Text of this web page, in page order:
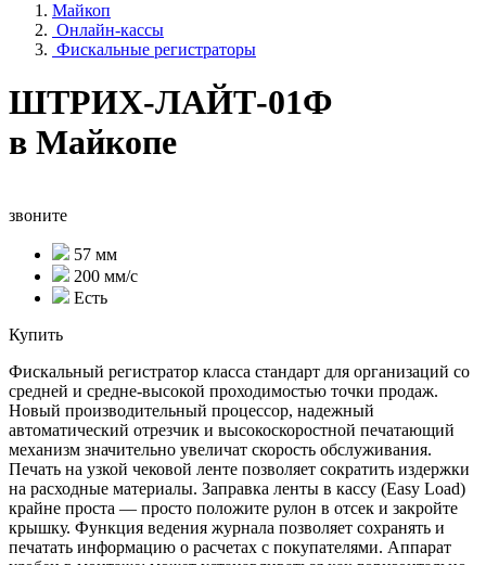
Майкоп
Онлайн-кассы
Фискальные регистраторы
ШТРИХ-ЛАЙТ-01Ф
в Майкопе
звоните
57 мм
200 мм/с
Есть
Купить
Фискальный регистратор класса стандарт для организаций со
средней и средне-высокой проходимостью точки продаж.
Новый производительный процессор, надежный
автоматический отрезчик и высокоскоростной печатающий
механизм значительно увеличат скорость обслуживания.
Печать на узкой чековой ленте позволяет сократить издержки
на расходные материалы. Заправка ленты в кассу (Easy Load)
крайне проста — просто положите рулон в отсек и закройте
крышку. Функция ведения журнала позволяет сохранять и
печатать информацию о расчетах с покупателями. Аппарат